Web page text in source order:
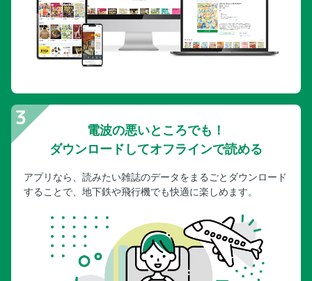
電波の悪いところでも！
ダウンロードしてオフラインで読める
アプリなら、読みたい雑誌のデータをまるごとダウンロード
することで、地下鉄や飛行機でも快適に楽しめます。